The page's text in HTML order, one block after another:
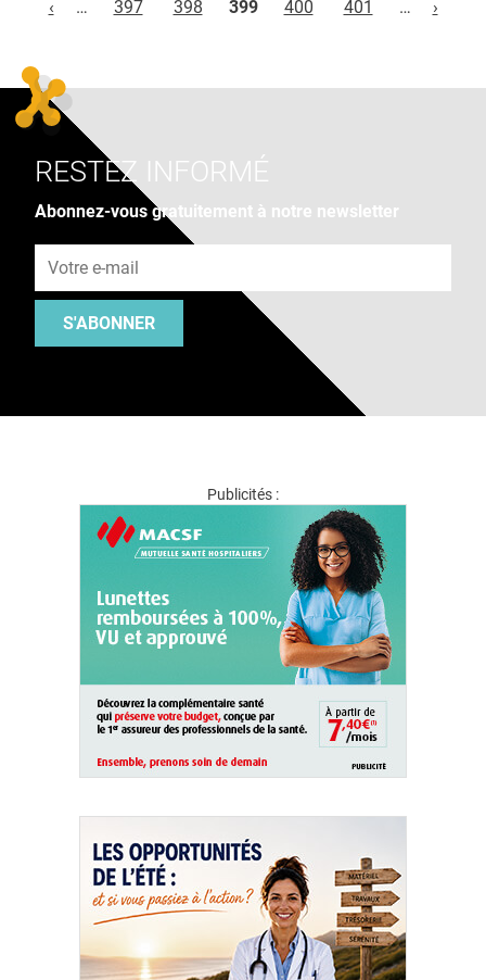
‹
… 397 398 399 400 401 … ›
RESTEZ INFORMÉ
Abonnez-vous gratuitement à notre newsletter
S'ABONNER
Publicités :